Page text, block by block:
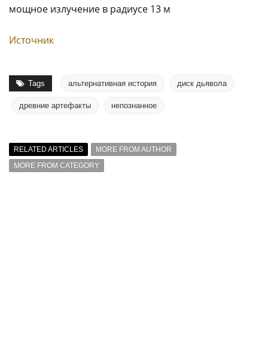
мощное излучение в радиусе 13 м
Источник
Tags альтернативная история диск дьявола
древние артефакты непознанное
RELATED ARTICLES
MORE FROM AUTHOR
MORE FROM CATEGORY